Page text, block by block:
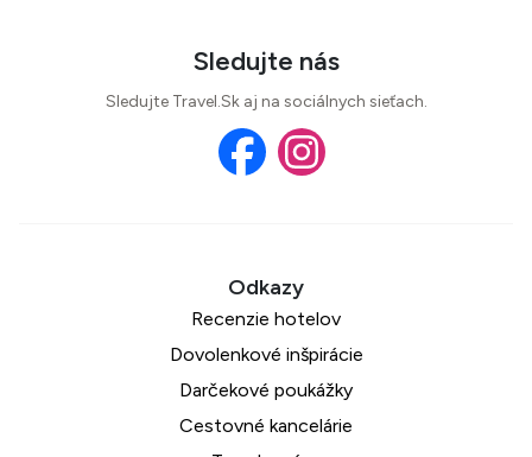
Sledujte nás
Sledujte Travel.Sk aj na sociálnych sieťach.
Recenzie hotelov
Dovolenkové inšpirácie
Darčekové poukážky
Cestovné kancelárie